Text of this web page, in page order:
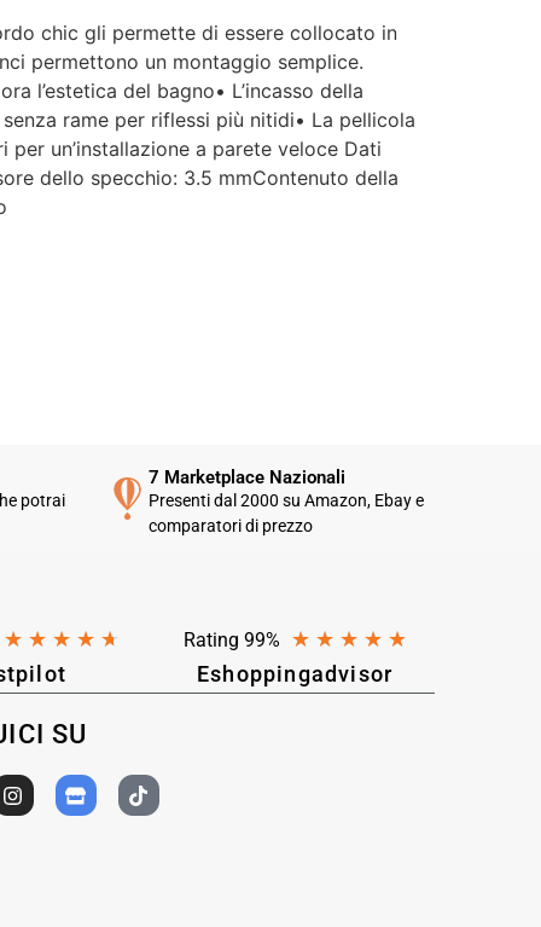
chic gli permette di essere collocato in
permettono un montaggio semplice.
l’estetica del bagno• L’incasso della
rame per riflessi più nitidi• La pellicola
un’installazione a parete veloce Dati
dello specchio: 3.5 mmContenuto della
potrai
7 Marketplace Nazionali
Presenti dal 2000 su Amazon, Ebay e
comparatori di prezzo
★ ★ ★ ★ ★ Rating 99% ★ ★ ★ ★ ★
Eshoppingadvisor
SU